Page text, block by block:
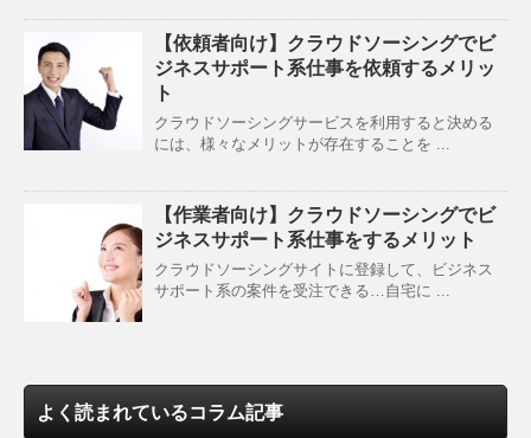
【依頼者向け】クラウドソーシングでビ
ジネスサポート系仕事を依頼するメリッ
ト
クラウドソーシングサービスを利用すると決める
には、様々なメリットが存在することを ...
【作業者向け】クラウドソーシングでビ
ジネスサポート系仕事をするメリット
クラウドソーシングサイトに登録して、ビジネス
サポート系の案件を受注できる…自宅に ...
よく読まれているコラム記事